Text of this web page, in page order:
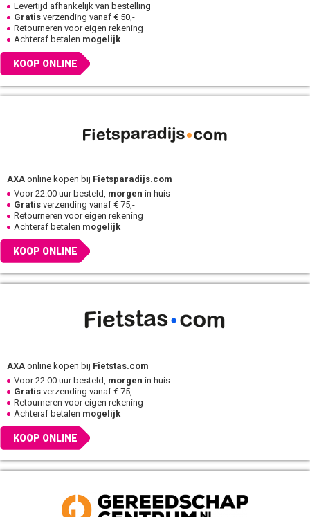
Levertijd afhankelijk van bestelling
Gratis verzending vanaf € 50,-
Retourneren voor eigen rekening
Achteraf betalen mogelijk
KOOP ONLINE
AXA online kopen bij Fietsparadijs.com
Voor 22.00 uur besteld, morgen in huis
Gratis verzending vanaf € 75,-
Retourneren voor eigen rekening
Achteraf betalen mogelijk
KOOP ONLINE
AXA online kopen bij Fietstas.com
Voor 22.00 uur besteld, morgen in huis
Gratis verzending vanaf € 75,-
Retourneren voor eigen rekening
Achteraf betalen mogelijk
KOOP ONLINE